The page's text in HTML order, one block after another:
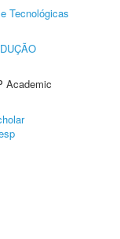
Tecnológicas
Academic